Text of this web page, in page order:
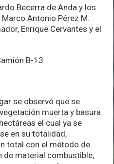
Becerra de Anda y los
Antonio Pérez M.
Enrique Cervantes y el
B-13
se observó que se
muerta y basura
el cual ya se
en su totalidad,
total con el método de
de material combustible,